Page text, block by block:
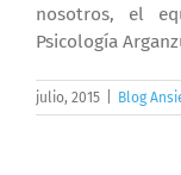
nosotros, el
Psicología
julio, 2015 Blog